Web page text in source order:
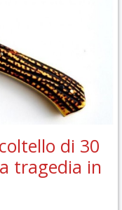
di 30
tragedia in